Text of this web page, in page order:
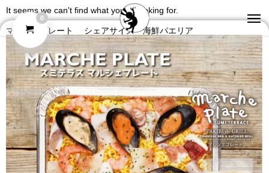
It seems we can't find what you're looking for.
マルシェプレート シェアサイズ 海鮮パエリア
0